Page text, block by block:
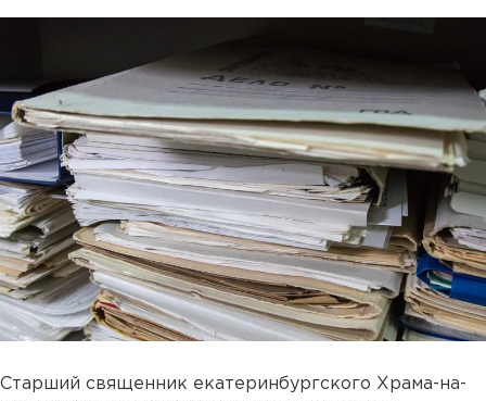
Старший священник екатеринбургского Храма-на-